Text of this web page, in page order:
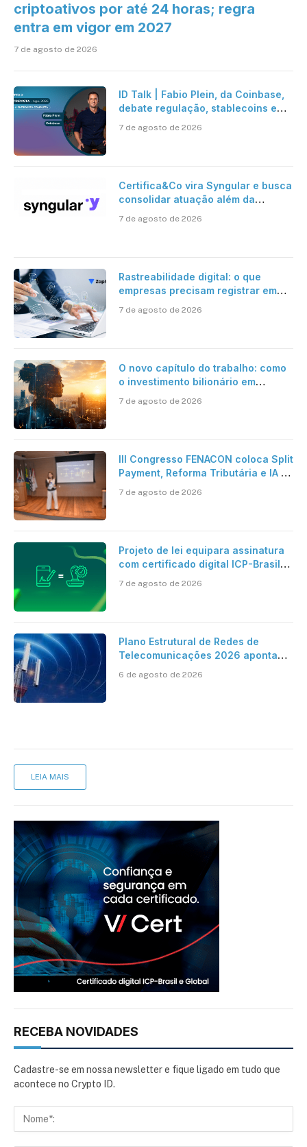
criptoativos por até 24 horas; regra
entra em vigor em 2027
7 de agosto de 2026
ID Talk | Fabio Plein, da Coinbase,
debate regulação, stablecoins e
7 de agosto de 2026
Certifica&Co vira Syngular e busca
consolidar atuação além da
7 de agosto de 2026
Rastreabilidade digital: o que
empresas precisam registrar em
7 de agosto de 2026
O novo capítulo do trabalho: como
o investimento bilionário em
verdadeira era da inteligência
7 de agosto de 2026
III Congresso FENACON coloca Split
Payment, Reforma Tributária e IA no
7 de agosto de 2026
Projeto de lei equipara assinatura
com certificado digital ICP-Brasil
cartório
7 de agosto de 2026
Plano Estrutural de Redes de
Telecomunicações 2026 aponta
mantém desafio
6 de agosto de 2026
LEIA MAIS
RECEBA NOVIDADES
Cadastre-se em nossa newsletter e fique ligado em tudo que
acontece no Crypto ID.